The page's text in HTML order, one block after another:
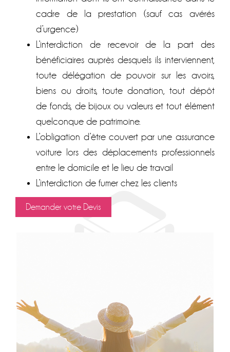
cadre de la prestation (sauf cas avérés
d’urgence)
L’interdiction de recevoir de la part des
bénéficiaires auprès desquels ils interviennent,
toute délégation de pouvoir sur les avoirs,
biens ou droits, toute donation, tout dépôt
de fonds, de bijoux ou valeurs et tout élément
quelconque de patrimoine.
L’obligation d’être couvert par une assurance
voiture lors des déplacements professionnels
entre le domicile et le lieu de travail
L’interdiction de fumer chez les clients
Demander votre Devis